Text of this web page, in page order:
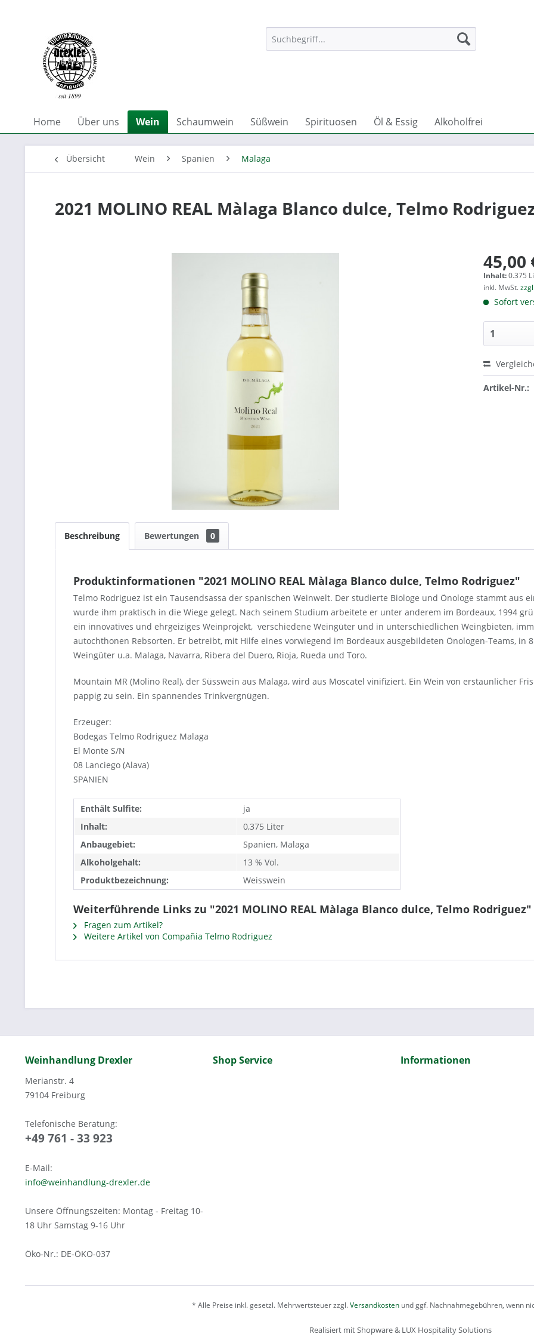
Home Über uns Wein Schaumwein Süßwein Spirituosen Öl & Essig Alkoholfrei
Übersicht Wein Spanien Malaga
2021 MOLINO REAL Màlaga Blanco dulce, Telmo
45,00
Inhalt:0.375
inkl. MwSt.
Sofort
Artikel-Nr.:
Beschreibung Bewertungen 0
Produktinformationen "2021 MOLINO REAL Màlaga Blanco dulce, Telmo Rodriguez"
Telmo Rodriguez ist ein Tausendsassa der spanischen Weinwelt. Der studierte Biologe und Önologe stammt aus
wurde ihm praktisch in die Wiege gelegt. Nach seinem Studium arbeitete er unter anderem im Bordeaux, 1994
ein innovatives und ehrgeiziges Weinprojekt, verschiedene Weingüter und in unterschiedlichen Weingbieten,
autochthonen Rebsorten. Er betreibt, mit Hilfe eines vorwiegend im Bordeaux ausgebildeten Önologen-Teams, in
Weingüter u.a. Malaga, Navarra, Ribera del Duero, Rioja, Rueda und Toro.
Mountain MR (Molino Real), der Süsswein aus Malaga, wird aus Moscatel vinifiziert. Ein Wein von erstaunlicher
pappig zu sein. Ein spannendes Trinkvergnügen.
Erzeuger:
Bodegas Telmo Rodriguez Malaga
El Monte S/N
08 Lanciego (Alava)
SPANIEN
Enthält Sulfite:
ja
Inhalt:
0,375 Liter
Anbaugebiet:
Spanien, Malaga
Alkoholgehalt:
13 % Vol.
Produktbezeichnung:
Weisswein
Weiterführende Links zu "2021 MOLINO REAL Màlaga Blanco dulce, Telmo Rodriguez"
Fragen zum Artikel?
Weitere Artikel von Compañia Telmo Rodriguez
Weinhandlung Drexler
Merianstr. 4
79104 Freiburg
Telefonische Beratung:
+49 761 - 33 923
E-Mail:
info@weinhandlung-drexler.de
Unsere Öffnungszeiten: Montag - Freitag 10-
18 Uhr Samstag 9-16 Uhr
Öko-Nr.: DE-ÖKO-037
Shop Service Informationen
* Alle Preise inkl. gesetzl. Mehrwertsteuer zzgl.Versandkostenund ggf. Nachnahmegebühren, wenn
Realisiert mit Shopware & LUX Hospitality Solutions